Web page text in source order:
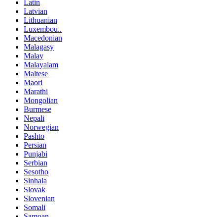
Latin
Latvian
Lithuanian
Luxembou..
Macedonian
Malagasy
Malay
Malayalam
Maltese
Maori
Marathi
Mongolian
Burmese
Nepali
Norwegian
Pashto
Persian
Punjabi
Serbian
Sesotho
Sinhala
Slovak
Slovenian
Somali